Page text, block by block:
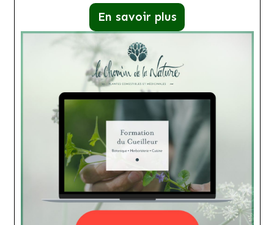
En savoir plus